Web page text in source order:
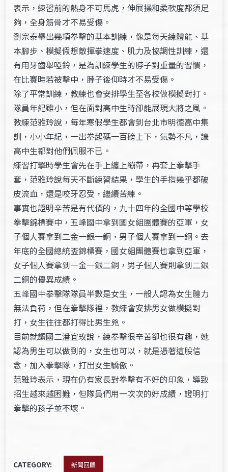
表示，練習前的熱身不可馬虎，伸展操和柔軟度都須足
夠，全身筋骨才不易受傷。
劉宗泰舉出幾項拳擊的基本訓練，像是每天練體能、基
本腳步、模擬假想敵揮拳速度、肌力及協調性訓練，還
有用牙齒舉啞鈴，是為訓練學生的脖子對重量的習慣，
在比賽時若被擊中，脖子後仰時才不易受傷。
除了平常訓練，教練也會安排學生至各校做模擬對打。
隊員年紀雖小，但在面對高中生時卻能展現大將之風。
教練范雅玲說，每年寒假學生都會到台北市明德高中集
訓，小小年紀，一出拳起碼一百磅上下，氣勢不凡，讓
高中生都對他們佩服不已。
練習打擊時學生會先在手上纏上繃帶，再套上拳擊手
套，范雅玲說每天不斷練習結果，學生的手指幾乎都破
皮流血，還是咬牙忍受，繼續苦練。
事實也證明辛苦是有代價的，九十四年的全國中等學校
拳擊錦標賽中，五峰國中拿到國女組團體賽的亞軍，女
子個人賽拿到二金一銀一銅，男子個人賽拿到一銅。去
年底的全國總統盃錦標賽，國女組團體賽也拿到亞軍，
女子個人賽拿到一金一銀二銅，男子個人賽則拿到二銀
二銅的優異成績。
五峰國中拳擊隊隊員半數是女生，一般人認為女生體力
無法負荷，但在拳擊隊裡，教練會安排男女做模擬對
打，女生往往都打得比男生兇。
目前就讀國二潘宜玫說，練拳擊很辛苦卻也很有趣，她
認為男生可以做到的，女生也可以，就是憑著這股信
念，加入拳擊隊，打出女生驕傲。
范雅玲表示，現在仍有家長對拳擊有不好的印象，導致
招生越來越困難，但隊員們用一次次的好成績，證明打
拳擊的孩子並不壞。
CATEGORY: 新聞回顧